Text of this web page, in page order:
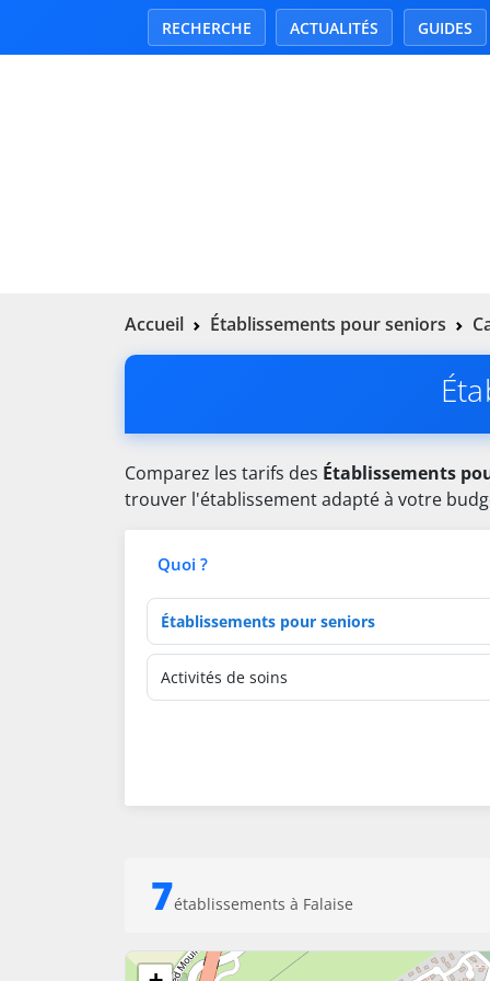
RECHERCHE ACTUALITÉS GUIDES
Accueil Établissements pour seniors
Comparez les tarifs des Établissements
trouver l'établissement adapté à votre
Quoi ?
Type d'établissement
Activités de soins
7établissements à Falaise